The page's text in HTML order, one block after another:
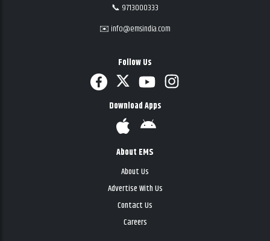
📞 9713000333
✉️ info@emsindia.com
Follow Us
Download Apps
About EMS
About Us
Advertise With Us
Contact Us
Careers